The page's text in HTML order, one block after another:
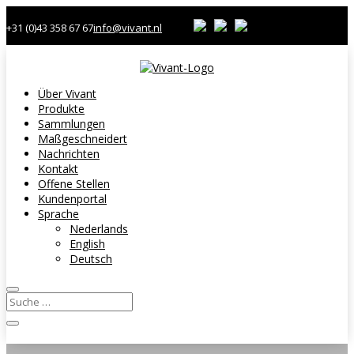
+31 (0)43 358 67 67info@vivant.nl
Über Vivant
Produkte
Sammlungen
Maßgeschneidert
Nachrichten
Kontakt
Offene Stellen
Kundenportal
Sprache
Nederlands
English
Deutsch